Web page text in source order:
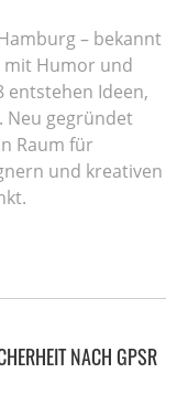
– bekannt
mit Humor und
entstehen Ideen,
Neu gegründet
Raum für
und kreativen
NACH GPSR